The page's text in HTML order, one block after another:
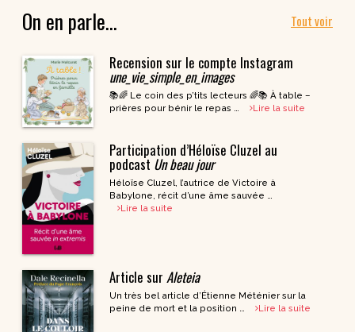
On en parle… Tout voir
Recension sur le compte Instagram
une_vie_simple_en_images
📚🌈 Le coin des p’tits lecteurs 🌈📚 À table –
prières pour bénir le repas …
Lire la suite
Participation d’Héloïse Cluzel au
podcast Un beau jour
Héloïse Cluzel, l’autrice de Victoire à
Babylone, récit d’une âme sauvée …
Lire la suite
Article sur Aleteia
Un très bel article d’Étienne Méténier sur la
peine de mort et la position …
Lire la suite